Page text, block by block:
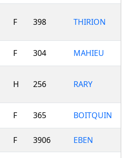
F 398 THIRION
F 304 MAHIEU
H 256 RARY
F 365 BOITQUIN
F 3906 EBEN